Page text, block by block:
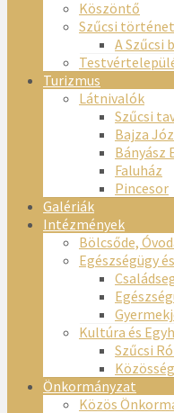
Köszöntő
Szűcsi
A Szűcsi
Turizmus
Látnivalók
Szűcsi
Bajza
Bányász
Faluház
Pincesor
Galériák
Intézmények
Bölcsőde,
Egészségügy
Kultúra és
Szűcsi
Önkormányzat
Közös